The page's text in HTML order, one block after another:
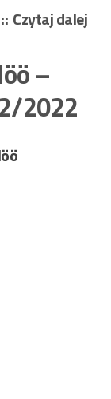
Czytaj dalej
–
2022